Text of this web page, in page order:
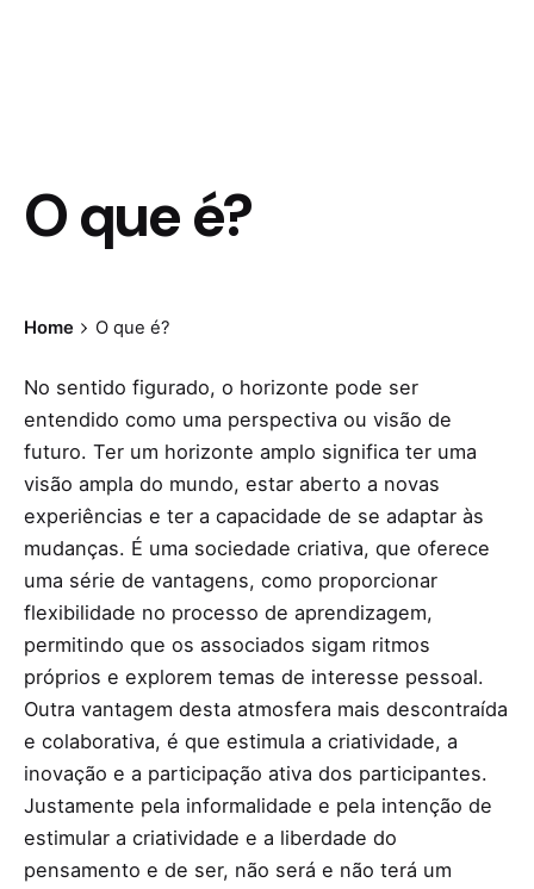
O que é?
Home O que é?
No sentido figurado, o horizonte pode ser
entendido como uma perspectiva ou visão de
futuro. Ter um horizonte amplo significa ter uma
visão ampla do mundo, estar aberto a novas
experiências e ter a capacidade de se adaptar às
mudanças. É uma sociedade criativa, que oferece
uma série de vantagens, como proporcionar
flexibilidade no processo de aprendizagem,
permitindo que os associados sigam ritmos
próprios e explorem temas de interesse pessoal.
Outra vantagem desta atmosfera mais descontraída
e colaborativa, é que estimula a criatividade, a
inovação e a participação ativa dos participantes.
Justamente pela informalidade e pela intenção de
estimular a criatividade e a liberdade do
pensamento e de ser, não será e não terá um